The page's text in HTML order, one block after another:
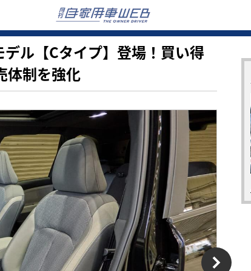
ル【Cタイプ】登場！買い得
体制を強化